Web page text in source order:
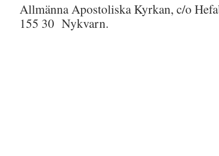
Allmänna Apostoliska Kyrkan, c/o
155 30 Nykvarn.